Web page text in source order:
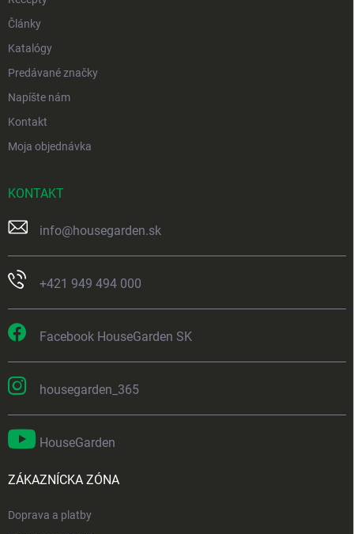
Články
Katalógy
Predávané značky
Napíšte nám
Kontakt
Moja objednávka
KONTAKT
info@housegarden.sk
+421 949 494 000
Facebook HouseGarden SK
housegarden_365
HouseGarden
ZÁKAZNÍCKA ZÓNA
Doprava a platby